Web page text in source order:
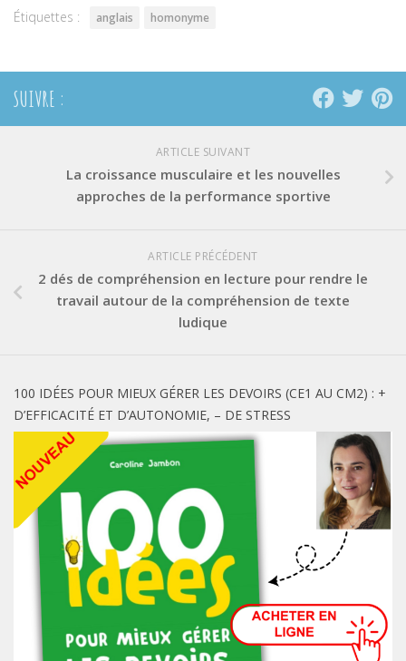
Étiquettes : anglais homonyme
SUIVRE :
ARTICLE SUIVANT
La croissance musculaire et les nouvelles
approches de la performance sportive
ARTICLE PRÉCÉDENT
2 dés de compréhension en lecture pour rendre le
travail autour de la compréhension de texte
ludique
100 IDÉES POUR MIEUX GÉRER LES DEVOIRS (CE1 AU CM2) : +
D’EFFICACITÉ ET D’AUTONOMIE, – DE STRESS